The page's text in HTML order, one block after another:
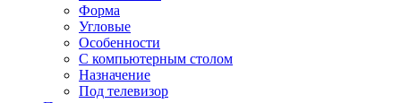
Форма
Угловые
Особенности
С компьютерным столом
Назначение
Под телевизор